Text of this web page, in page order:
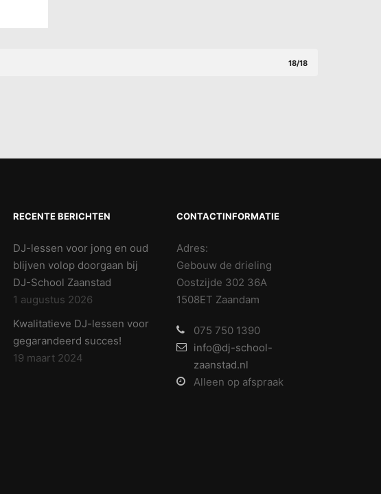
18/18
RECENTE BERICHTEN
DJ-lessen voor jong en oud
blijven volop doorgaan bij
DJ-School Zaanstad
1 augustus 2026
Kwalitatieve DJ-lessen voor
gegarandeerd succes!
19 maart 2024
CONTACTINFORMATIE
Adres:
Gebouw de drieling
Oostzijde 302 36A
1508ET Zaandam
075 750 1390
info@dj-school-
zaanstad.nl
Alleen op afspraak